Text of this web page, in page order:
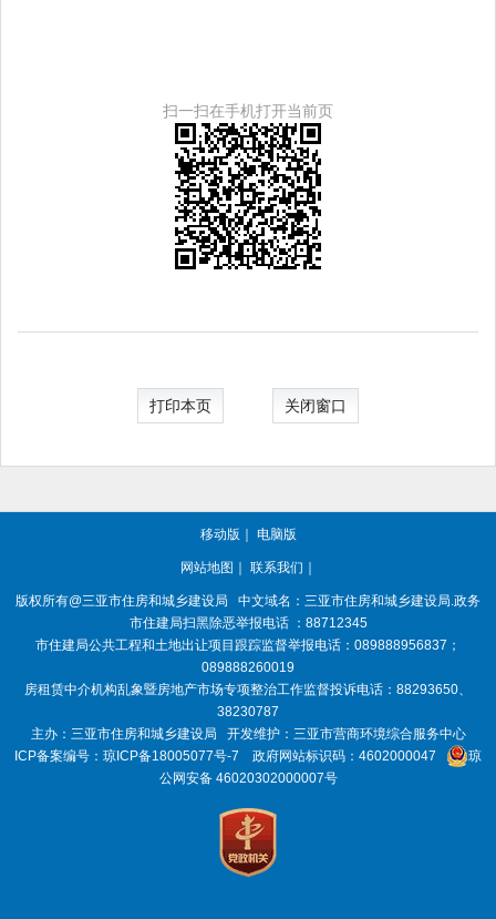
扫一扫在手机打开当前页
打印本页 关闭窗口
移动版 ｜ 电脑版
网站地图 ｜ 联系我们 ｜
版权所有@三亚市住房和城乡建设局
中文域名：三亚市住房和城乡建设局.政务
市住建局扫黑除恶举报电话 ：88712345
市住建局公共工程和土地出让项目跟踪监督举报电话：089888956837；
089888260019
房租赁中介机构乱象暨房地产市场专项整治工作监督投诉电话：88293650、
38230787
主办：三亚市住房和城乡建设局
开发维护：三亚市营商环境综合服务中心
ICP备案编号： 琼ICP备18005077号-7 政府网站标识码： 4602000047
琼
公网安备 46020302000007号